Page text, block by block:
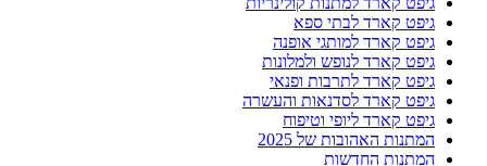
גיפט קארד לבתי ספא
גיפט קארד למותגי אופנה
גיפט קארד לנופש ולמלונות
גיפט קארד לתרבות ופנאי
גיפט קארד לסדנאות והעשרה
גיפט קארד ליופי וטיפוח
המתנות האהובות של 2025
המתנות החדשות